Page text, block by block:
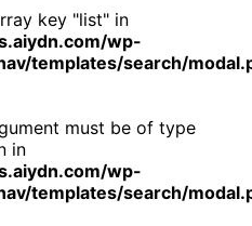
key "list" in
wp-
templates/search/
must be of type
in
wp-
templates/search/